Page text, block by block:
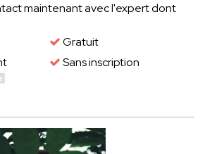
maintenant avec l'expert dont
Gratuit
Sans inscription